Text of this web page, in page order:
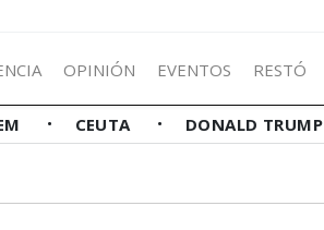
OPINIÓN EVENTOS RESTÓ
CEUTA DONALD TRUMP